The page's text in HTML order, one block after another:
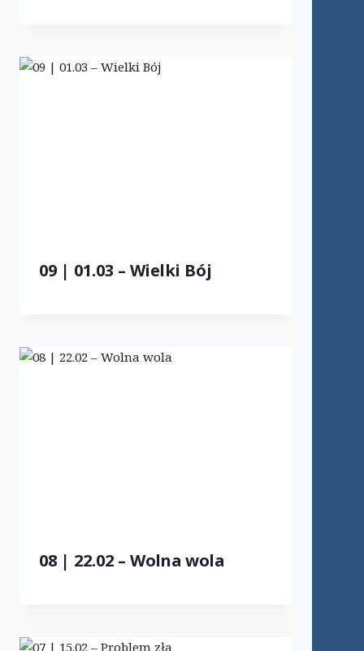
09 | 01.03 – Wielki Bój
08 | 22.02 – Wolna wola